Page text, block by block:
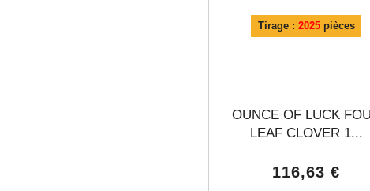
Tirage : 2025pièces
OUNCE OF LUCK
LEAF CLOVER 1...
116,63 €